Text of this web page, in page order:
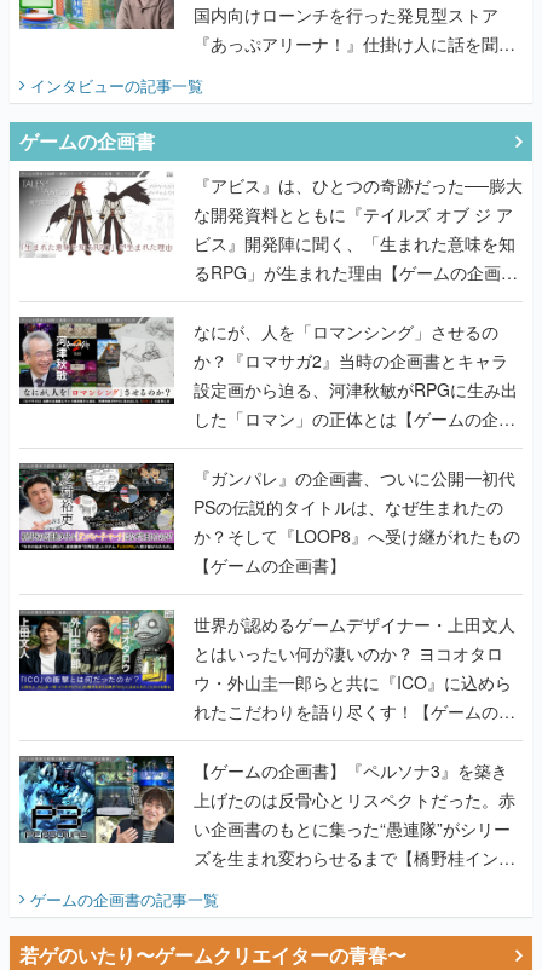
国内向けローンチを行った発見型ストア
『あっぷアリーナ！』仕掛け人に話を聞い
インタビューの記事一覧
ゲームの企画書
『アビス』は、ひとつの奇跡だった──膨大
な開発資料とともに『テイルズ オブ ジ ア
ビス』開発陣に聞く、「生まれた意味を知
るRPG」が生まれた理由【ゲームの企画
書】
なにが、人を「ロマンシング」させるの
か？『ロマサガ2』当時の企画書とキャラ
設定画から迫る、河津秋敏がRPGに生み出
した「ロマン」の正体とは【ゲームの企画
書】
『ガンパレ』の企画書、ついに公開━初代
PSの伝説的タイトルは、なぜ生まれたの
か？そして『LOOP8』へ受け継がれたもの
【ゲームの企画書】
世界が認めるゲームデザイナー・上田文人
とはいったい何が凄いのか？ ヨコオタロ
ウ・外山圭一郎らと共に『ICO』に込めら
れたこだわりを語り尽くす！【ゲームの企
画書】
【ゲームの企画書】『ペルソナ3』を築き
上げたのは反骨心とリスペクトだった。赤
い企画書のもとに集った“愚連隊”がシリー
ズを生まれ変わらせるまで【橋野桂インタ
ゲームの企画書の記事一覧
若ゲのいたり〜ゲームクリエイターの青春〜